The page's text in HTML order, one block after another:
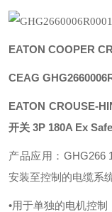
EATON COOPER
CEAG
EATON CROUSE-
开关 3P 180A Ex
产品应用： GHG266
安装至控制的电缆系
•用于单独的电机控制